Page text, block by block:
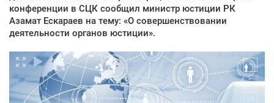
конференции в СЦК сообщил министр юстиции РК
Азамат Ескараев на тему: «О совершенствовании
деятельности органов юстиции».